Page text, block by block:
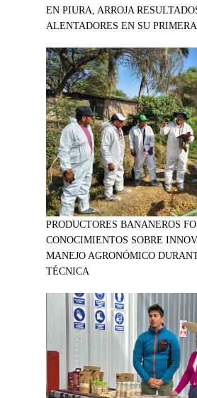
EN PIURA, ARROJA
ALENTADORES EN SU
PRODUCTORES BANANEROS
CONOCIMIENTOS SOBRE
MANEJO AGRONÓMICO
TÉCNICA